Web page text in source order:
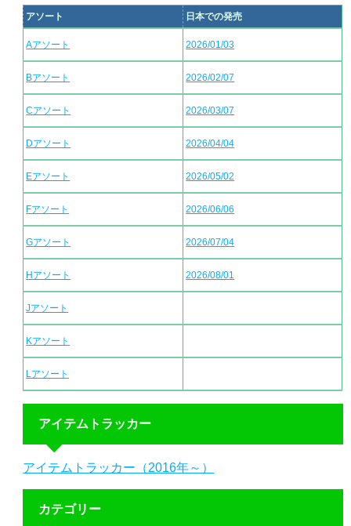
アソート 日本での発売
Aアソート 2026/01/03
Bアソート 2026/02/07
Cアソート 2026/03/07
Dアソート 2026/04/04
Eアソート 2026/05/02
Fアソート 2026/06/06
Gアソート 2026/07/04
Hアソート 2026/08/01
Jアソート
Kアソート
Lアソート
アイテムトラッカー
アイテムトラッカー（2016年～）
カテゴリー